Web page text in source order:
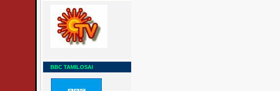
BBC TAMILOSAI